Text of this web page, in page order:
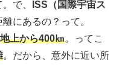
で、
ISS（国際宇宙ス
にあるの？って。
地上から400㎞。ってこ
。だから、意外に近い所